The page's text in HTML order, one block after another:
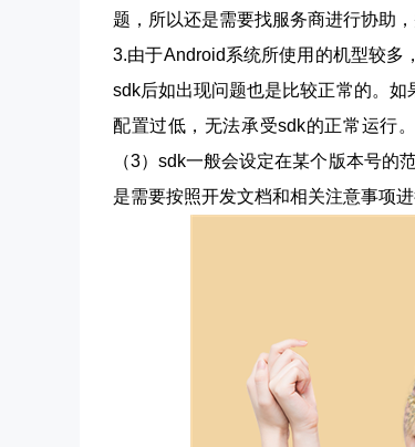
题，所以还是需要找服务商进行协助
3.由于Android系统所使用的机型较多
sdk后如出现问题也是比较正常的。
配置过低，无法承受sdk的正常运行
（3）sdk一般会设定在某个版本号的
是需要按照开发文档和相关注意事项进